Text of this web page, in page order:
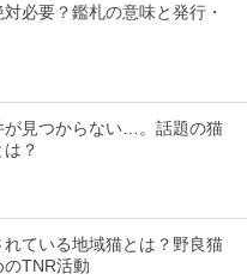
必要？鑑札の意味と発行・
が見つからない…。話題の猫
？
ている地域猫とは？野良猫
TNR活動